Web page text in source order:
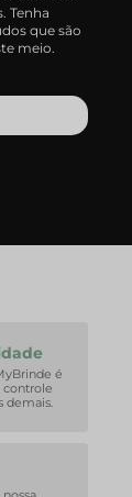
Tenha
que são
meio.
é
demais.